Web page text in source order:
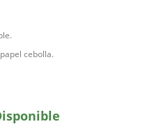
cebolla.